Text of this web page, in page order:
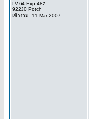
LV.64 Exp 482
92220 Potch
เข้าร่วม: 11 Mar 2007